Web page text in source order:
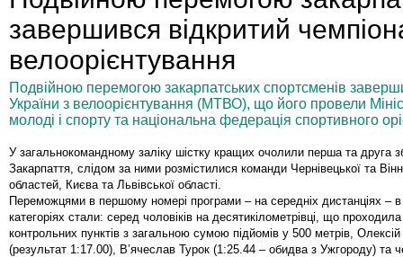
завершився відкритий
велоорієнтування
Подвійною перемогою закарпатських спортсменів
України з велоорієнтування (МТВО), що його провели
молоді і спорту та національна федерація спортивного
У загальнокомандному заліку шістку кращих очолили перша та друга
Закарпаття, слідом за ними розмістилися команди Чернівецької та
областей, Києва та Львівської області.
Переможцями в першому номері програми – на середніх дистанціях –
категоріях стали: серед чоловіків на десятикілометрівці, що
контрольних пунктів з загальною сумою підйомів у 500 метрів,
(результат 1:17.00), В’ячеслав Турок (1:25.44 – обидва з Ужгороду) та